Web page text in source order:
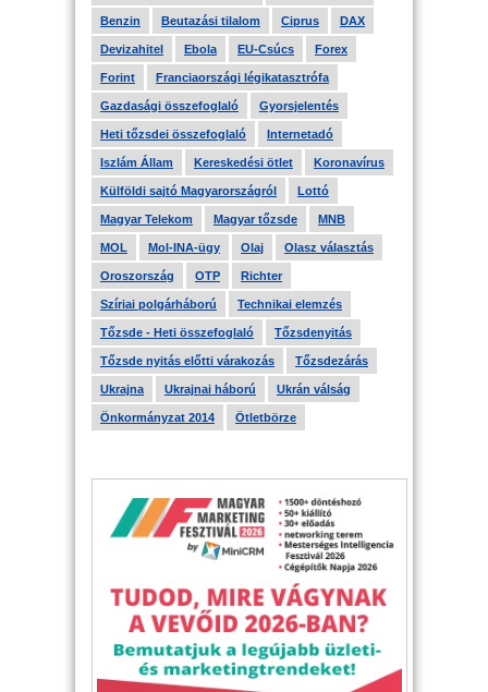
Benzin Beutazási tilalom Ciprus DAX
Devizahitel Ebola EU-Csúcs Forex
Forint Franciaországi légikatasztrófa
Gazdasági összefoglaló Gyorsjelentés
Heti tőzsdei összefoglaló Internetadó
Iszlám Állam Kereskedési ötlet Koronavírus
Külföldi sajtó Magyarországról Lottó
Magyar Telekom Magyar tőzsde MNB
MOL Mol-INA-ügy Olaj Olasz választás
Oroszország OTP Richter
Szíriai polgárháború Technikai elemzés
Tőzsde - Heti összefoglaló Tőzsdenyitás
Tőzsde nyitás előtti várakozás Tőzsdezárás
Ukrajna Ukrajnai háború Ukrán válság
Önkormányzat 2014 Ötletbörze